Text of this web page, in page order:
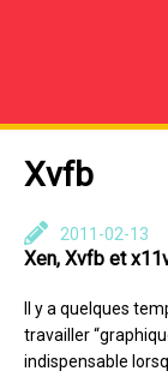
Xvfb
2011-02-13
Xen, Xvfb et
Il y a quelques
travailler
indispensable